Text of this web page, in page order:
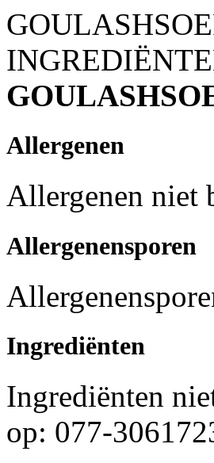
Allergenen
Allergenen niet
Allergenensporen
Ingrediënten
Ingrediënten
op: 077-